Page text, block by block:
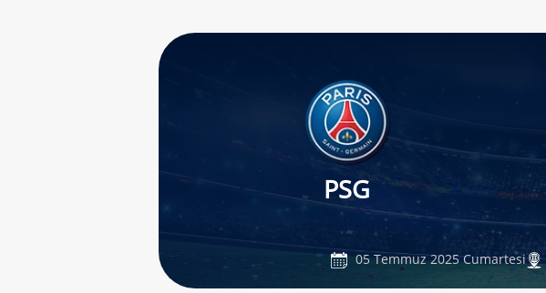
PSG
05 Temmuz 2025 Cumartesi